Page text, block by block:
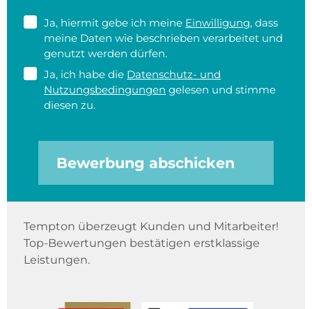
Ja, hiermit gebe ich meine Einwilligung, dass
meine Daten wie beschrieben verarbeitet und
genutzt werden dürfen.
Ja, ich habe die Datenschutz- und
Nutzungsbedingungen gelesen und stimme
diesen zu.
Bewerbung abschicken
Tempton überzeugt Kunden und Mitarbeiter!
Top-Bewertungen bestätigen erstklassige
Leistungen.